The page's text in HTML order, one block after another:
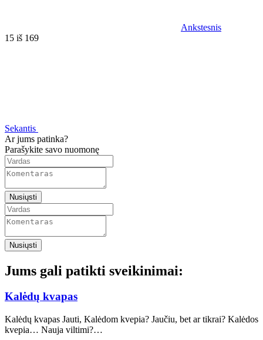
Ankstesnis
15 iš 169
Sekantis
Ar jums patinka?
Parašykite savo nuomonę
Nusiųsti
Nusiųsti
Jums gali patikti sveikinimai:
Kalėdų kvapas
Kalėdų kvapas Jauti, Kalėdom kvepia? Jaučiu, bet ar tikrai? Kalėdos
kvepia… Nauja viltimi?…